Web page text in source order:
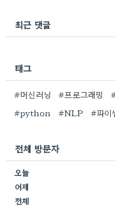
최근 댓글
태그
#머신러닝 #프로그래밍
#python
#NLP #파이
전체 방문자
오늘
어제
전체